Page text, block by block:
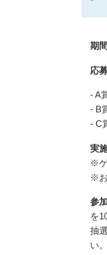
期
応
- A
- B
- C
実
※
※
参
を
抽
い